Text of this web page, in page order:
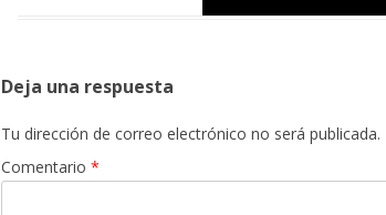
Deja una respuesta
Tu dirección de correo electrónico no será publicada.
Comentario *